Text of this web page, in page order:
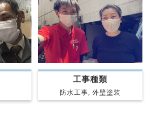
工事種類
防水工事, 外壁塗装